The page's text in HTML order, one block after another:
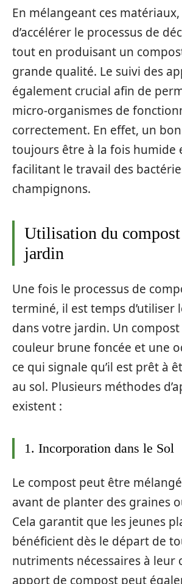
En mélangeant ces
d’accélérer le processus de
tout en produisant un
grande qualité. Le suivi des
également crucial afin de
micro-organismes de
correctement. En effet, un
toujours être à la fois humide
facilitant le travail des
champignons.
Utilisation du
jardin
Une fois le processus de
terminé, il est temps d’utiliser
dans votre jardin. Un
couleur brune foncée et une
ce qui signale qu’il est prêt à
au sol. Plusieurs méthodes
existent :
1. Incorporation dans le Sol
Le compost peut être
avant de planter des graines
Cela garantit que les jeunes
bénéficient dès le départ de
nutriments nécessaires à leur
apport de compost peut